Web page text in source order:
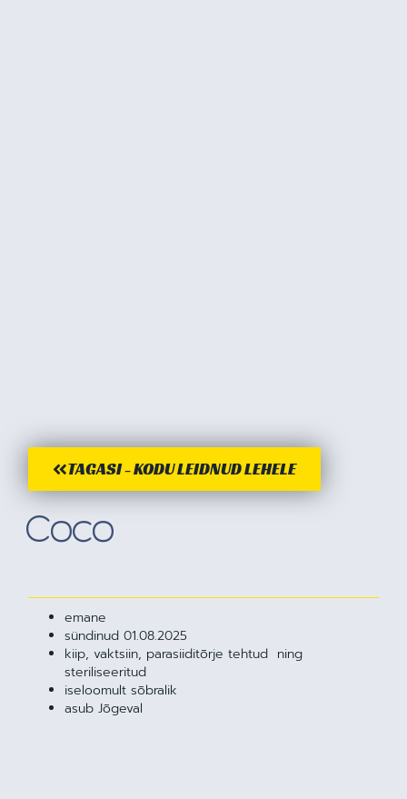
TAGASI - KODU LEIDNUD LEHELE
Coco
emane
sündinud 01.08.2025
kiip, vaktsiin, parasiiditõrje tehtud ning
steriliseeritud
iseloomult sõbralik
asub Jõgeval